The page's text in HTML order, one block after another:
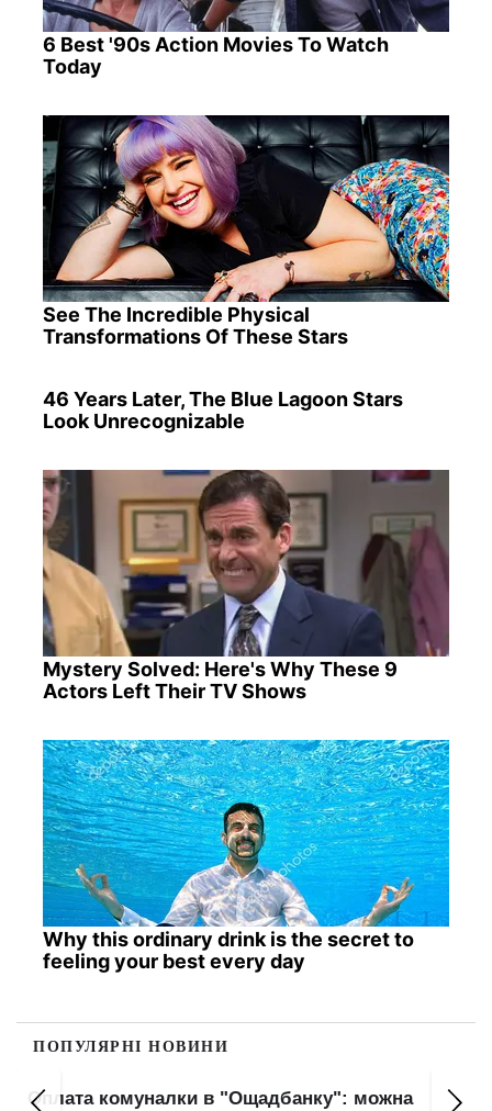
6 Best '90s Action Movies To Watch
Today
See The Incredible Physical
Transformations Of These Stars
46 Years Later, The Blue Lagoon Stars
Look Unrecognizable
Mystery Solved: Here's Why These 9
Actors Left Their TV Shows
Why this ordinary drink is the secret to
feeling your best every day
ПОПУЛЯРНІ НОВИНИ
Правила виплати відпускних змінилися: